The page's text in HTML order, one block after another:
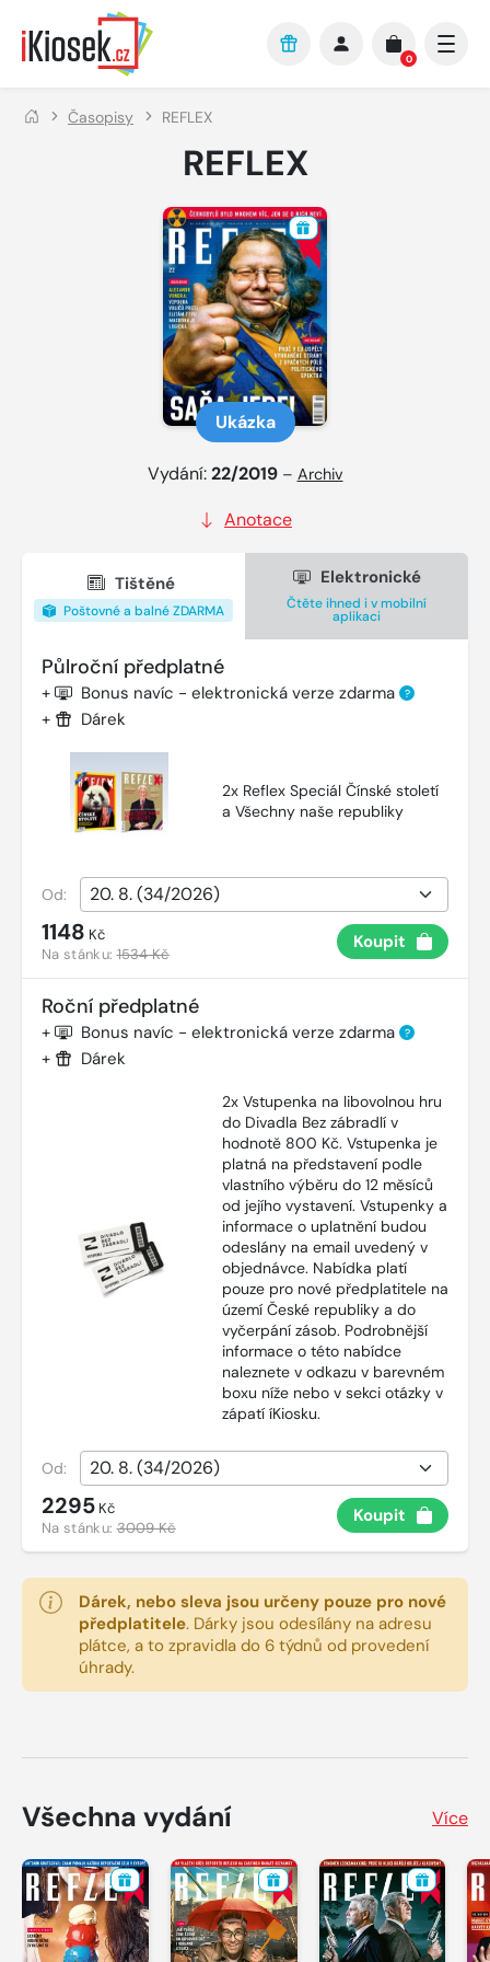
Přejít na hlavní obsah
0
Časopisy REFLEX
REFLEX
Ukázka
Vydání:22/2019 – Archiv
Anotace
Tištěné
Poštovné a balné ZDARMA
Elektronické
Čtěte ihned i v mobilní
aplikaci
Půlroční předplatné
+ Bonus navíc - elektronická verze zdarma ?
+ Dárek
2x Reflex Speciál Čínské století
a Všechny naše republiky
Od:
1148 Kč
Na stánku:1534 Kč
Koupit
Roční předplatné
+ Bonus navíc - elektronická verze zdarma ?
+ Dárek
2x Vstupenka na libovolnou hru
do Divadla Bez zábradlí v
hodnotě 800 Kč. Vstupenka je
platná na představení podle
vlastního výběru do 12 měsíců
od jejího vystavení. Vstupenky a
informace o uplatnění budou
odeslány na email uvedený v
objednávce. Nabídka platí
pouze pro nové předplatitele na
území České republiky a do
vyčerpání zásob. Podrobnější
informace o této nabídce
naleznete v odkazu v barevném
boxu níže nebo v sekci otázky v
zápatí íKiosku.
Od:
2295 Kč
Na stánku:3009 Kč
Koupit
Dárek, nebo sleva jsou určeny pouze pro nové
předplatitele. Dárky jsou odesílány na adresu
plátce, a to zpravidla do 6 týdnů od provedení
úhrady.
Všechna vydání Více